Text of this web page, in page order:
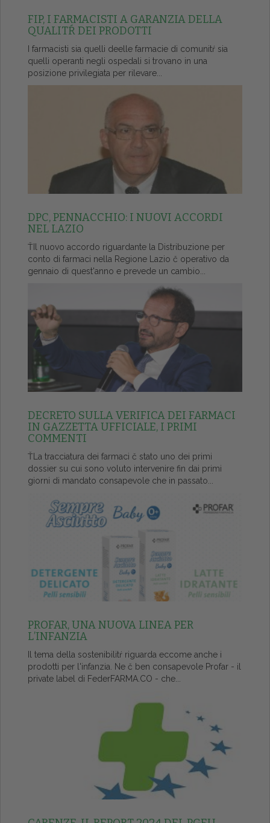
FIP, I FARMACISTI A GARANZIA DELLA
QUALITŔ DEI PRODOTTI
I farmacisti sia quelli deelle farmacie di comunitŕ sia
quelli operanti negli ospedali si trovano in una
posizione privilegiata per rilevare...
DPC, PENNACCHIO: I NUOVI ACCORDI
NEL LAZIO
ŤIl nuovo accordo riguardante la Distribuzione per
conto di farmaci nella Regione Lazio č operativo da
gennaio di quest'anno e prevede un cambio...
DECRETO SULLA VERIFICA DEI FARMACI
IN GAZZETTA UFFICIALE, I PRIMI
COMMENTI
ŤLa tracciatura dei farmaci č stato uno dei primi
dossier su cui sono voluto intervenire fin dai primi
giorni di mandato consapevole che in passato...
PROFAR, UNA NUOVA LINEA PER
L’INFANZIA
Il tema della sostenibilitŕ riguarda eccome anche i
prodotti per l'infanzia. Ne č ben consapevole Profar - il
private label di FederFARMA.CO - che...